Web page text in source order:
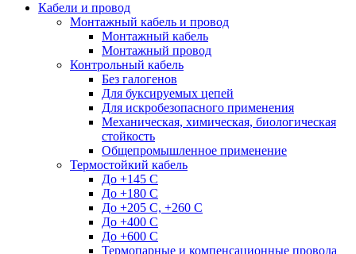
Кабели и провод
Монтажный кабель и провод
Монтажный кабель
Монтажный провод
Контрольный кабель
Без галогенов
Для буксируемых цепей
Для искробезопасного применения
Механическая, химическая, биологическая
стойкость
Общепромышленное применение
Термостойкий кабель
До +145 С
До +180 C
До +205 С, +260 С
До +400 C
До +600 С
Термопарные и компенсационные провода